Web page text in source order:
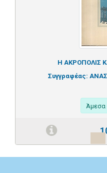
Η ΑΚΡΟΠΟΛΙΣ
Συγγραφέας:
Άμεσα